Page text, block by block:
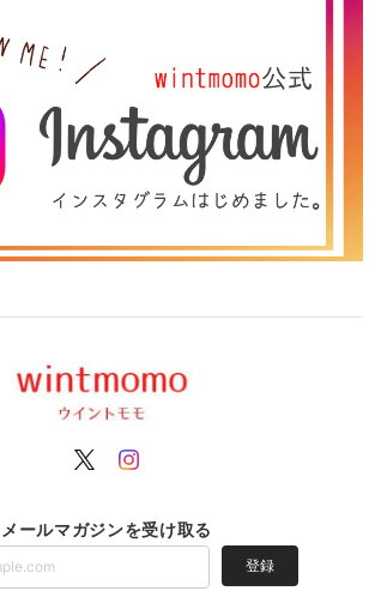
メールマガジンを受け取る
登録